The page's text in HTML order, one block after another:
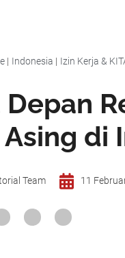
| Indonesia | Izin Kerja &
Depan
Asing di
Team 11